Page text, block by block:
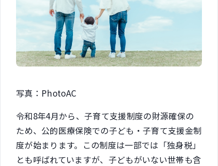
写真：PhotoAC
令和8年4月から、子育て支援制度の財源確保の
ため、公的医療保険での子ども・子育て支援金制
度が始まります。この制度は一部では「独身税」
とも呼ばれていますが、子どもがいない世帯も含